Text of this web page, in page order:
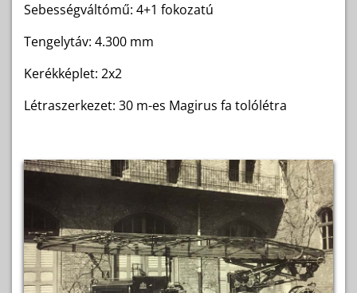
Sebességváltómű: 4+1 fokozatú
Tengelytáv: 4.300 mm
Kerékképlet: 2x2
Létraszerkezet: 30 m-es Magirus fa tolólétra